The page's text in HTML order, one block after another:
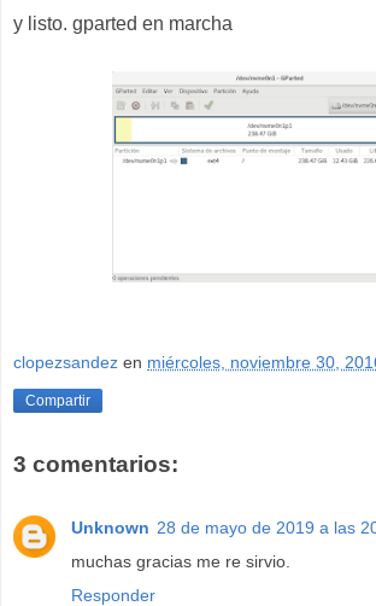
y listo. gparted en marcha
clopezsandez en miércoles, noviembre 30,
Compartir
3 comentarios:
Unknown 28 de mayo de 2019 a las
muchas gracias me re sirvio.
Responder